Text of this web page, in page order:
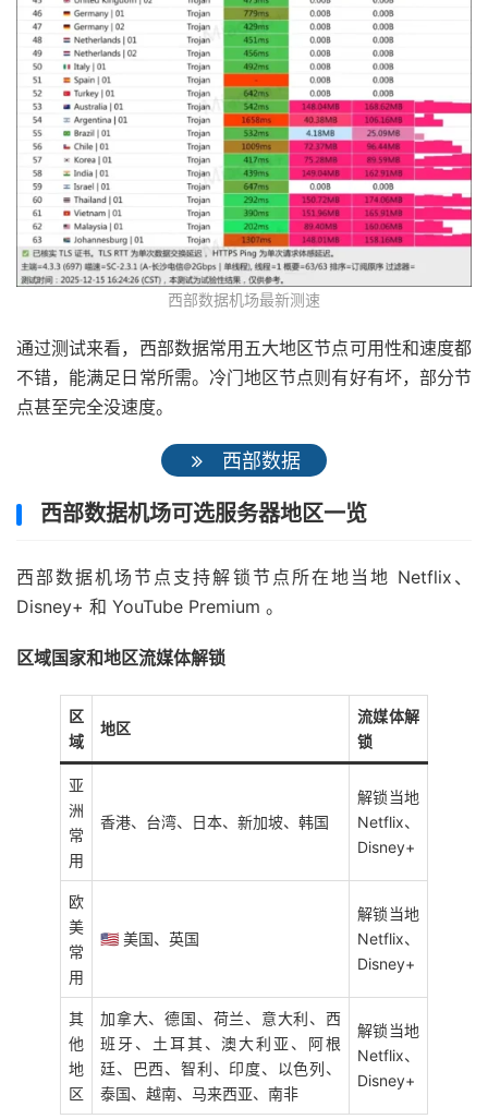
西部数据机场最新测速
通过测试来看，西部数据常用五大地区节点可用性和速度都
不错，能满足日常所需。冷门地区节点则有好有坏，部分节
点甚至完全没速度。
西部数据
西部数据机场可选服务器地区一览
西部数据机场节点支持解锁节点所在地当地 Netflix、
Disney+ 和 YouTube Premium 。
区域国家和地区流媒体解锁
区
域
地区
流媒体解
锁
亚
洲
常
用
香港、台湾、日本、新加坡、韩国
解锁当地
Netflix、
Disney+
欧
美
常
用
🇺🇸 美国、英国
解锁当地
Netflix、
Disney+
其
他
地
区
加拿大、德国、荷兰、意大利、西
班牙、土耳其、澳大利亚、阿根
廷、巴西、智利、印度、以色列、
泰国、越南、马来西亚、南非
解锁当地
Netflix、
Disney+